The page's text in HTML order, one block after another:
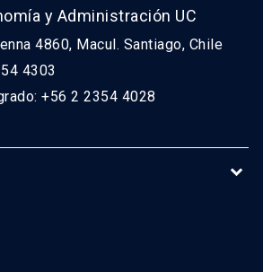
y Administración UC
4860, Macul. Santiago, Chile
4303
+56 2 2354 4028